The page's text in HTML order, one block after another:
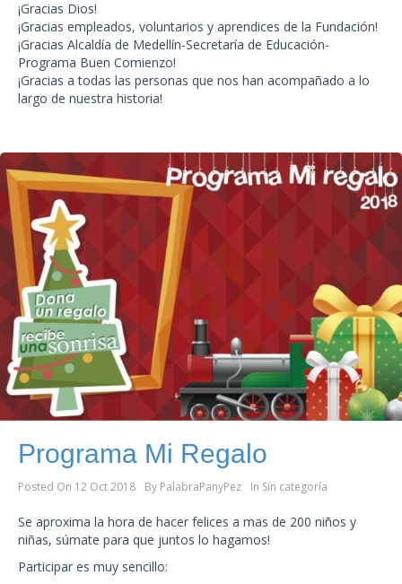
¡Gracias Dios!
¡Gracias empleados, voluntarios y aprendices de la Fundación!
¡Gracias Alcaldía de Medellín-Secretaría de Educación-
Programa Buen Comienzo!
¡Gracias a todas las personas que nos han acompañado a lo
largo de nuestra historia!
Programa Mi Regalo
Posted On 12 Oct 2018 By PalabraPanyPez In Sin categoría
Se aproxima la hora de hacer felices a mas de 200 niños y
niñas, súmate para que juntos lo hagamos!
Participar es muy sencillo: